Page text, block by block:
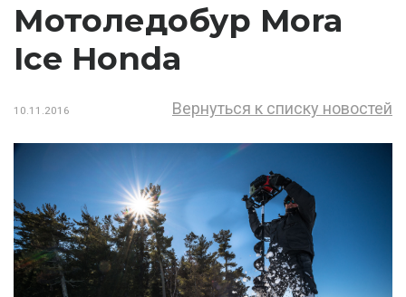
Мотоледобур Mora
Ice Honda
10.11.2016 Вернуться к списку новостей